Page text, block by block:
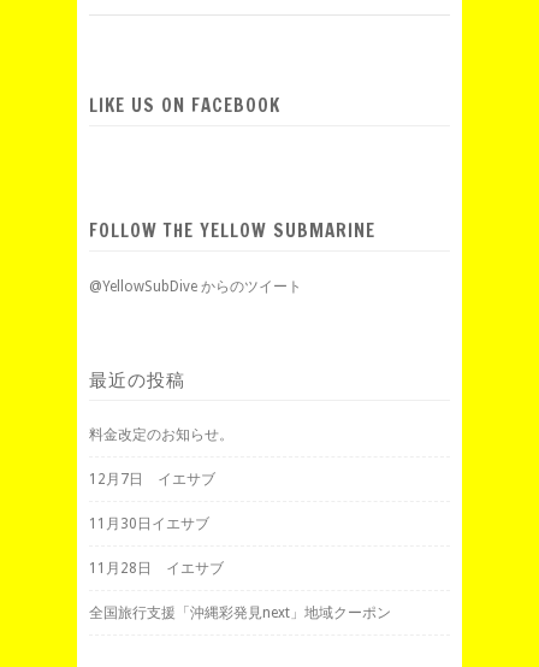
LIKE US ON FACEBOOK
FOLLOW THE YELLOW SUBMARINE
@YellowSubDive からのツイート
最近の投稿
料金改定のお知らせ。
12月7日 イエサブ
11月30日イエサブ
11月28日 イエサブ
全国旅行支援「沖縄彩発見next」地域クーポン